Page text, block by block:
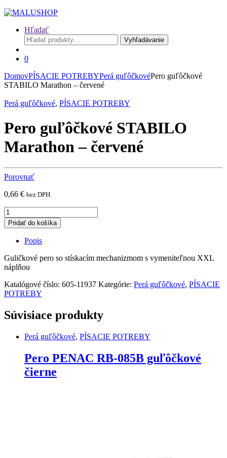
Hľadať
Hľadať:
Vyhľadávanie
0
DomovPÍSACIE POTREBYPerá guľôčkovéPero guľôčkové
STABILO Marathon – červené
Perá guľôčkové, PÍSACIE POTREBY
Pero guľôčkové STABILO
Marathon – červené
Porovnať
0,66 € bez DPH
Pero
guľôčkové
STABILO
Marathon
červené
quantity
Pridať do košíka
Popis
Guličkové pero so stískacím mechanizmom s vymeniteľnou XXL
náplňou
Katalógové číslo: 605-11937 Kategórie: Perá guľôčkové, PÍSACIE
POTREBY
Súvisiace produkty
Perá guľôčkové, PÍSACIE POTREBY
Pero PENAC RB-085B guľôčkové
čierne